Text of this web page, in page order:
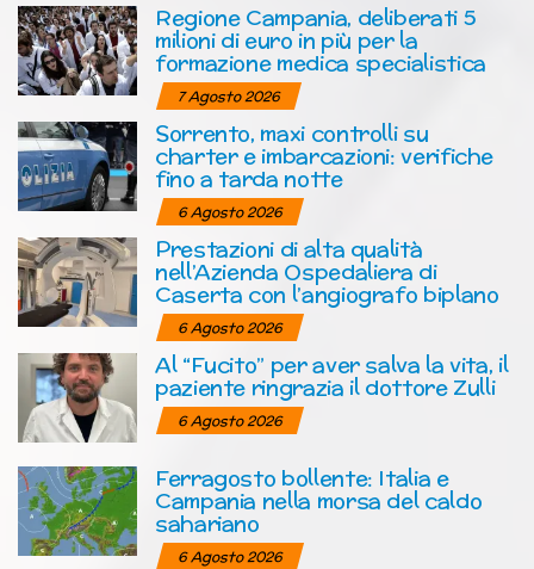
Regione Campania, deliberati 5
milioni di euro in più per la
formazione medica specialistica
7 Agosto 2026
Sorrento, maxi controlli su
charter e imbarcazioni: verifiche
fino a tarda notte
6 Agosto 2026
Prestazioni di alta qualità
nell’Azienda Ospedaliera di
Caserta con l’angiografo biplano
6 Agosto 2026
Al “Fucito” per aver salva la vita, il
paziente ringrazia il dottore Zulli
6 Agosto 2026
Ferragosto bollente: Italia e
Campania nella morsa del caldo
sahariano
6 Agosto 2026